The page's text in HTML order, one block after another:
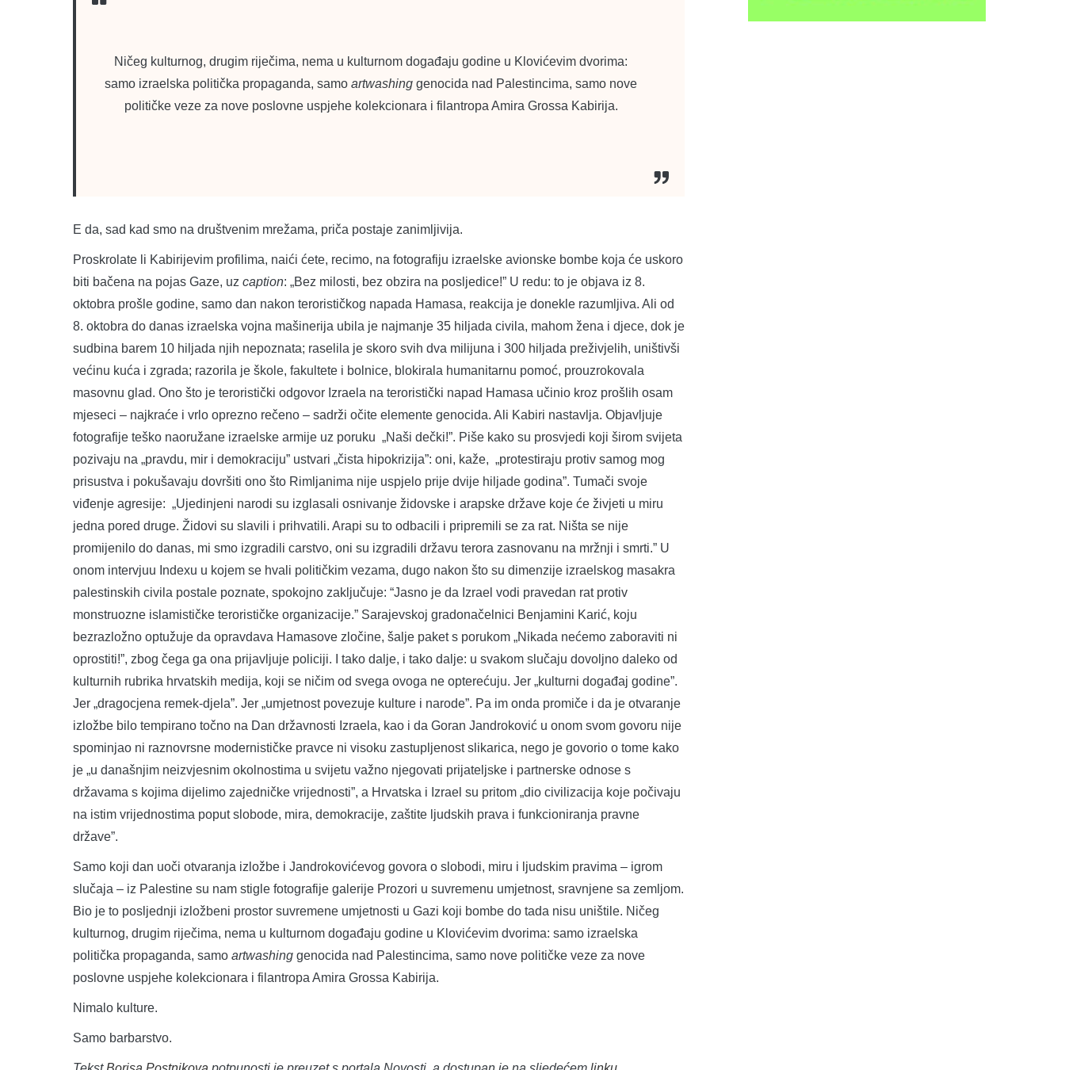
Ničeg kulturnog, drugim riječima, nema u kulturnom događaju godine u Klovićevim dvorima:
samo izraelska politička propaganda, samo artwashing genocida nad Palestincima, samo nove
političke veze za nove poslovne uspjehe kolekcionara i filantropa Amira Grossa Kabirija.
E da, sad kad smo na društvenim mrežama, priča postaje zanimljivija.
Proskrolate li Kabirijevim profilima, naići ćete, recimo, na fotografiju izraelske avionske bombe koja će uskoro
biti bačena na pojas Gaze, uz caption: „Bez milosti, bez obzira na posljedice!” U redu: to je objava iz 8.
oktobra prošle godine, samo dan nakon terorističkog napada Hamasa, reakcija je donekle razumljiva. Ali od
8. oktobra do danas izraelska vojna mašinerija ubila je najmanje 35 hiljada civila, mahom žena i djece, dok je
sudbina barem 10 hiljada njih nepoznata; raselila je skoro svih dva milijuna i 300 hiljada preživjelih, uništivši
većinu kuća i zgrada; razorila je škole, fakultete i bolnice, blokirala humanitarnu pomoć, prouzrokovala
masovnu glad. Ono što je teroristički odgovor Izraela na teroristički napad Hamasa učinio kroz prošlih osam
mjeseci – najkraće i vrlo oprezno rečeno – sadrži očite elemente genocida. Ali Kabiri nastavlja. Objavljuje
fotografije teško naoružane izraelske armije uz poruku „Naši dečki!”. Piše kako su prosvjedi koji širom svijeta
pozivaju na „pravdu, mir i demokraciju” ustvari „čista hipokrizija”: oni, kaže, „protestiraju protiv samog mog
prisustva i pokušavaju dovršiti ono što Rimljanima nije uspjelo prije dvije hiljade godina”. Tumači svoje
viđenje agresije: „Ujedinjeni narodi su izglasali osnivanje židovske i arapske države koje će živjeti u miru
jedna pored druge. Židovi su slavili i prihvatili. Arapi su to odbacili i pripremili se za rat. Ništa se nije
promijenilo do danas, mi smo izgradili carstvo, oni su izgradili državu terora zasnovanu na mržnji i smrti.” U
onom intervjuu Indexu u kojem se hvali političkim vezama, dugo nakon što su dimenzije izraelskog masakra
palestinskih civila postale poznate, spokojno zaključuje: “Jasno je da Izrael vodi pravedan rat protiv
monstruozne islamističke terorističke organizacije.” Sarajevskoj gradonačelnici Benjamini Karić, koju
bezrazložno optužuje da opravdava Hamasove zločine, šalje paket s porukom „Nikada nećemo zaboraviti ni
oprostiti!”, zbog čega ga ona prijavljuje policiji. I tako dalje, i tako dalje: u svakom slučaju dovoljno daleko od
kulturnih rubrika hrvatskih medija, koji se ničim od svega ovoga ne opterećuju. Jer „kulturni događaj godine”.
Jer „dragocjena remek-djela”. Jer „umjetnost povezuje kulture i narode”. Pa im onda promiče i da je otvaranje
izložbe bilo tempirano točno na Dan državnosti Izraela, kao i da Goran Jandroković u onom svom govoru nije
spominjao ni raznovrsne modernističke pravce ni visoku zastupljenost slikarica, nego je govorio o tome kako
je „u današnjim neizvjesnim okolnostima u svijetu važno njegovati prijateljske i partnerske odnose s
državama s kojima dijelimo zajedničke vrijednosti”, a Hrvatska i Izrael su pritom „dio civilizacija koje počivaju
na istim vrijednostima poput slobode, mira, demokracije, zaštite ljudskih prava i funkcioniranja pravne
države”.
Samo koji dan uoči otvaranja izložbe i Jandrokovićevog govora o slobodi, miru i ljudskim pravima – igrom
slučaja – iz Palestine su nam stigle fotografije galerije Prozori u suvremenu umjetnost, sravnjene sa zemljom.
Bio je to posljednji izložbeni prostor suvremene umjetnosti u Gazi koji bombe do tada nisu uništile. Ničeg
kulturnog, drugim riječima, nema u kulturnom događaju godine u Klovićevim dvorima: samo izraelska
politička propaganda, samo artwashing genocida nad Palestincima, samo nove političke veze za nove
poslovne uspjehe kolekcionara i filantropa Amira Grossa Kabirija.
Nimalo kulture.
Samo barbarstvo.